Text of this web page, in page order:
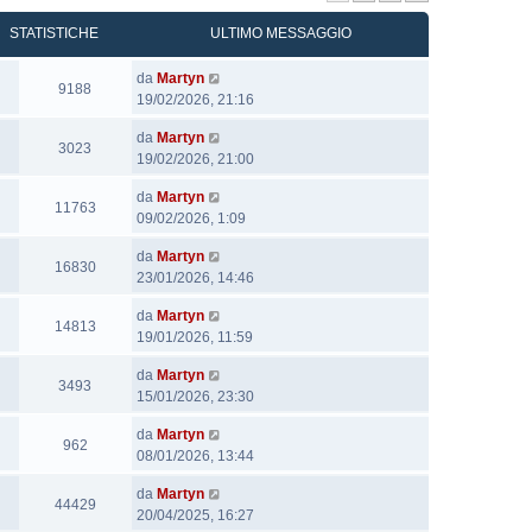
STATISTICHE ULTIMO MESSAGGIO
9188
U
l
t
i
m
m
e
s
s
a
g
g
i
o
da Martyn
19/02/2026, 21:16
3023
i
U
l
i
m
m
e
s
s
g
g
i
o
da Martyn
19/02/2026, 21:00
11763V
i
U
l
t
i
m
m
e
s
s
a
g
g
i
o
da Martyn
09/02/2026, 1:09
16830V
i
U
l
i
m
m
e
s
s
g
g
da Martyn
23/01/2026, 14:46
14813V
U
l
t
i
m
m
e
s
s
a
da Martyn
19/01/2026, 11:59
3493
U
l
i
m
m
e
da Martyn
15/01/2026, 23:30
962V
i
U
l
t
i
m
da Martyn
08/01/2026, 13:44
44429V
U
l
da Martyn
20/04/2025, 16:27